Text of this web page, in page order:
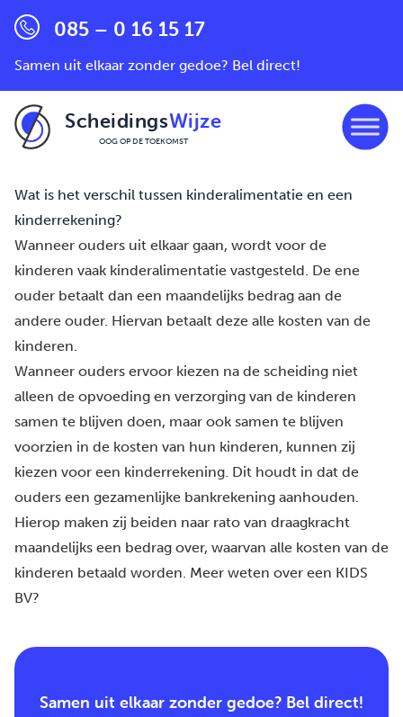
085 – 0 16 15 17
Samen uit elkaar zonder gedoe? Bel direct!
ScheidingsWijze
OOG OP DE TOEKOMST
Wat is het verschil tussen kinderalimentatie en een
kinderrekening?
Wanneer ouders uit elkaar gaan, wordt voor de
kinderen vaak kinderalimentatie vastgesteld. De ene
ouder betaalt dan een maandelijks bedrag aan de
andere ouder. Hiervan betaalt deze alle kosten van de
kinderen.
Wanneer ouders ervoor kiezen na de scheiding niet
alleen de opvoeding en verzorging van de kinderen
samen te blijven doen, maar ook samen te blijven
voorzien in de kosten van hun kinderen, kunnen zij
kiezen voor een kinderrekening. Dit houdt in dat de
ouders een gezamenlijke bankrekening aanhouden.
Hierop maken zij beiden naar rato van draagkracht
maandelijks een bedrag over, waarvan alle kosten van de
kinderen betaald worden. Meer weten over een KIDS
BV?
Samen uit elkaar zonder gedoe? Bel direct!